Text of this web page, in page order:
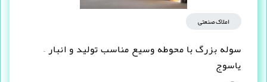
املاک صنعتی
سوله بزرگ با محوطه وسیع مناسب تولید و انبار –
یاسوج